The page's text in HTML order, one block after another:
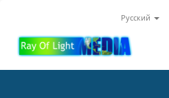
Русский